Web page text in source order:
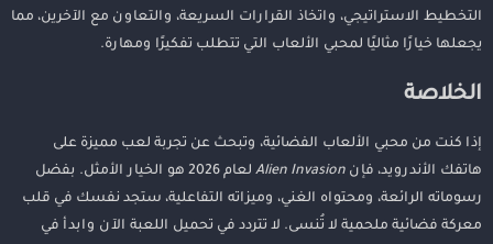
التخطيط الاستراتيجي، واتخاذ القرارات السريعة، والتعاون مع الآخرين، مما
يجعلها خيارًا مثاليًا لمحبي الألعاب التي تتطلب تفكيرًا ومهارة.
الخلاصة
إذا كنت من محبي الألعاب الفضائية، وتبحث عن تجربة لعب مميزة على
هاتفك الأندرويد، فإن Alien Invasion
لعام 2026 هو الخيار الأمثل. بفضل
رسوماته الرائعة، ومحتواه الغني، وميزاته التفاعلية، ستجد نفسك في قلب
معركة فضائية ملحمية لا تُنسى. لا تتردد في تحميل اللعبة الآن وابدأ في